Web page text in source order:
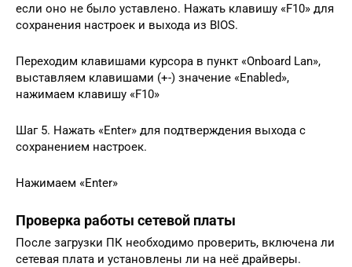
если оно не было уставлено. Нажать клавишу «F10» для
сохранения настроек и выхода из BIOS.
Переходим клавишами курсора в пункт «Onboard Lan»,
выставляем клавишами (+-) значение «Enabled»,
нажимаем клавишу «F10»
Шаг 5. Нажать «Enter» для подтверждения выхода с
сохранением настроек.
Нажимаем «Enter»
Проверка работы сетевой платы
После загрузки ПК необходимо проверить, включена ли
сетевая плата и установлены ли на неё драйверы.